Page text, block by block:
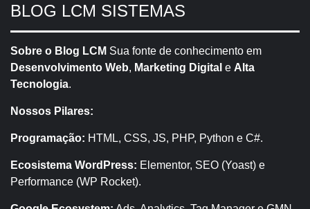
BLOG LCM SISTEMAS
Sobre o Blog LCM Sua fonte de conhecimento em
Desenvolvimento Web, Marketing Digital e Alta
Tecnologia.
Nossos Pilares:
Programação: HTML, CSS, JS, PHP, Python e C#.
Ecosistema WordPress: Elementor, SEO (Yoast) e
Performance (WP Rocket).